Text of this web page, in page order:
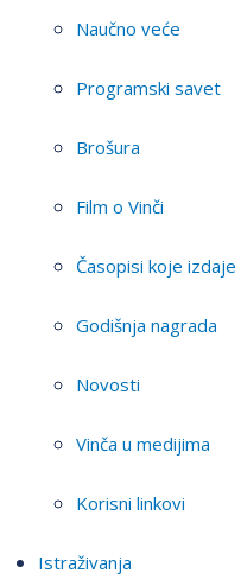
Naučno veće
Programski savet
Brošura
Film o Vinči
Časopisi koje
Godišnja nagrada
Novosti
Vinča u medijima
Korisni linkovi
Istraživanja